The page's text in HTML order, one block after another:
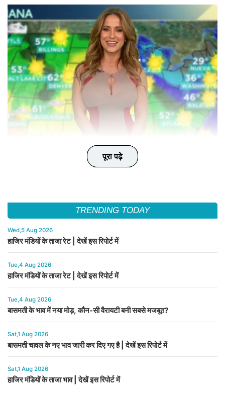
पूरा पढ़े
पूरा पढ़े
पूरा पढ़े
पूरा पढ़े
पूरा पढ़े
TRENDING TODAY
Wed,5 Aug 2026
हाजिर मंडियों के ताजा रेट | देखें इस रिपोर्ट में
Tue,4 Aug 2026
हाजिर मंडियों के ताजा रेट | देखें इस रिपोर्ट में
Tue,4 Aug 2026
बासमती के भाव में नया मोड़, कौन-सी वैरायटी बनी सबसे मजबूत?
Sat,1 Aug 2026
बासमती चावल के नए भाव जारी कर दिए गए है | देखें इस रिपोर्ट में
Sat,1 Aug 2026
हाजिर मंडियों के ताजा भाव | देखें इस रिपोर्ट में